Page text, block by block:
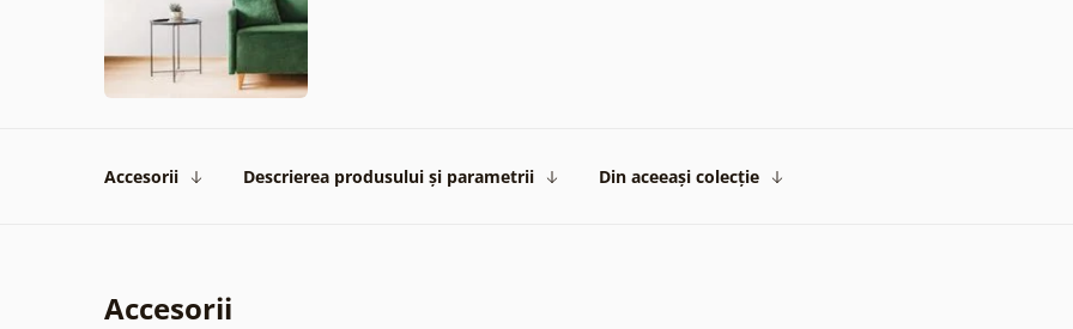
Accesorii Descrierea produsului și parametrii Din aceeași colecție
Accesorii